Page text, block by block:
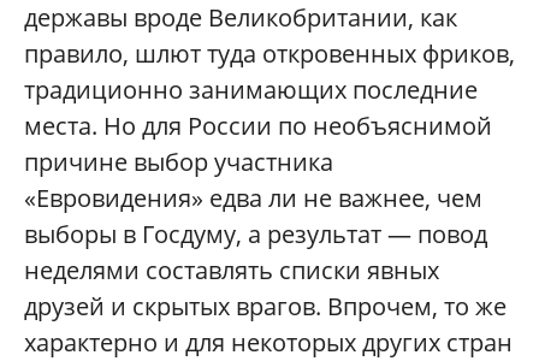
державы вроде Великобритании, как
правило, шлют туда откровенных фриков,
традиционно занимающих последние
места. Но для России по необъяснимой
причине выбор участника
«Евровидения» едва ли не важнее, чем
выборы в Госдуму, а результат — повод
неделями составлять списки явных
друзей и скрытых врагов. Впрочем, то же
характерно и для некоторых других стран